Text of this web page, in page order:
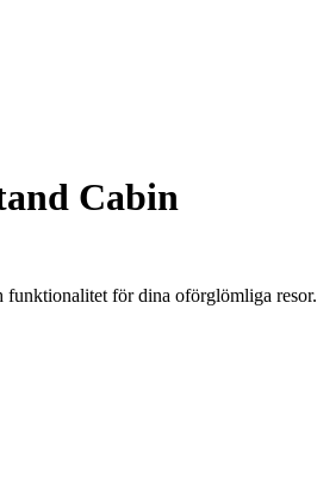
Cabin
funktionalitet för dina oförglömliga resor.